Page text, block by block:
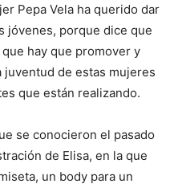
Pepa Vela ha querido dar
jóvenes, porque dice que
hay que promover y
juventud de estas mujeres
que están realizando.
se conocieron el pasado
de Elisa, en la que
un body para un